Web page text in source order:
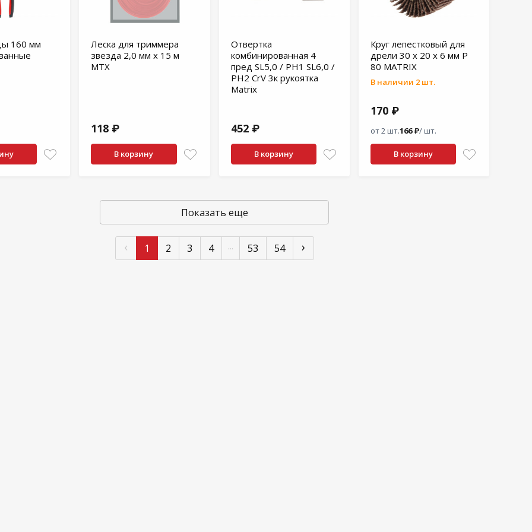
160 мм
Леска для триммера
звезда 2,0 мм х 15 м
MTX
118 ₽
В корзину
Отвертка
комбинированная 4
пред SL5,0 / PH1 SL6,0 /
PH2 CrV 3к рукоятка
Matrix
452 ₽
В корзину
Круг лепестковый для
дрели 30 х 20 х 6 мм P
80 MATRIX
В наличии 2 шт.
170 ₽
от 2 шт.166 ₽/ шт.
В корзину
Показать еще
‹ 1 2 3 4 ... 53 54 ›